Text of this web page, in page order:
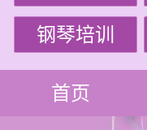
钢琴培训
首页